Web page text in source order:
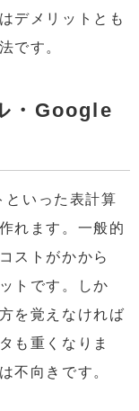
デメリットとも
です。
・Google
いった表計算
れます。一般的
ストがかから
トです。しか
を覚えなければ
も重くなりま
不向きです。